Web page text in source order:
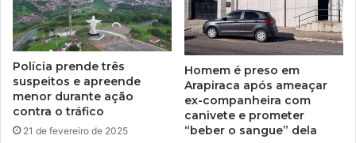
Polícia prende três
suspeitos e apreende
menor durante ação
contra o tráfico
21 de fevereiro de 2025
Homem é preso em
Arapiraca após ameaçar
ex-companheira com
canivete e prometer
“beber o sangue” dela